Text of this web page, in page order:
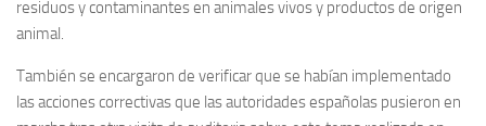
residuos y contaminantes en animales vivos y productos de origen
animal.
También se encargaron de verificar que se habían implementado
las acciones correctivas que las autoridades españolas pusieron en